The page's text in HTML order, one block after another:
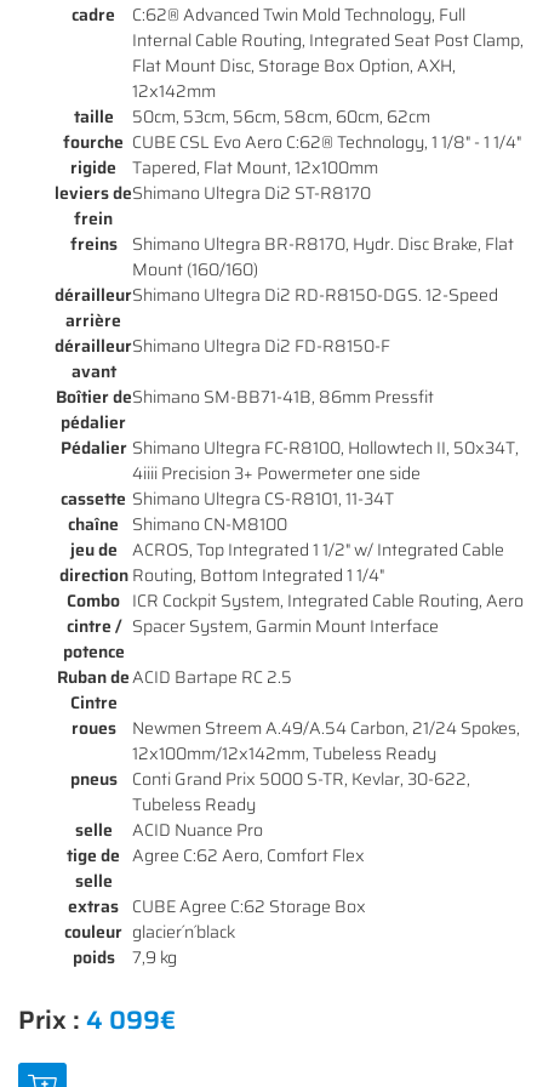
ACCUEIL
SERVICES
NOS VÉLOS
MODÈLES
0
VALIDER VOTRE PANIER
En cochant cette case, vous consentez à recevoir nos propositions commerciales à
l'adresse email indiqué ci-dessus. Vous pouvez vous désinscrire à tout moment en
utilisantle formulaire de désinscription.
INSCRIPTION
cadre
C:62® Advanced Twin Mold Technology, Full
Internal Cable Routing, Integrated Seat Post Clamp,
Flat Mount Disc, Storage Box Option, AXH,
12x142mm
taille
50cm, 53cm, 56cm, 58cm, 60cm, 62cm
fourche
rigide
CUBE CSL Evo Aero C:62® Technology, 1 1/8" - 1 1/4"
Tapered, Flat Mount, 12x100mm
leviers de
frein
Shimano Ultegra Di2 ST-R8170
freins
Shimano Ultegra BR-R8170, Hydr. Disc Brake, Flat
Mount (160/160)
dérailleur
arrière
Shimano Ultegra Di2 RD-R8150-DGS. 12-Speed
dérailleur
avant
Shimano Ultegra Di2 FD-R8150-F
Boîtier de
pédalier
Shimano SM-BB71-41B, 86mm Pressfit
Pédalier Shimano Ultegra FC-R8100, Hollowtech II, 50x34T,
4iiii Precision 3+ Powermeter one side
cassette Shimano Ultegra CS-R8101, 11-34T
chaîne Shimano CN-M8100
jeu de
direction
ACROS, Top Integrated 1 1/2" w/ Integrated Cable
Routing, Bottom Integrated 1 1/4"
Combo
cintre /
potence
ICR Cockpit System, Integrated Cable Routing, Aero
Spacer System, Garmin Mount Interface
Ruban de
Cintre
ACID Bartape RC 2.5
roues
Newmen Streem A.49/A.54 Carbon, 21/24 Spokes,
12x100mm/12x142mm, Tubeless Ready
pneus
Conti Grand Prix 5000 S-TR, Kevlar, 30-622,
Tubeless Ready
selle
ACID Nuance Pro
tige de
selle
Agree C:62 Aero, Comfort Flex
extras CUBE Agree C:62 Storage Box
couleur glacier´n´black
poids
7,9 kg
Prix :4 099€